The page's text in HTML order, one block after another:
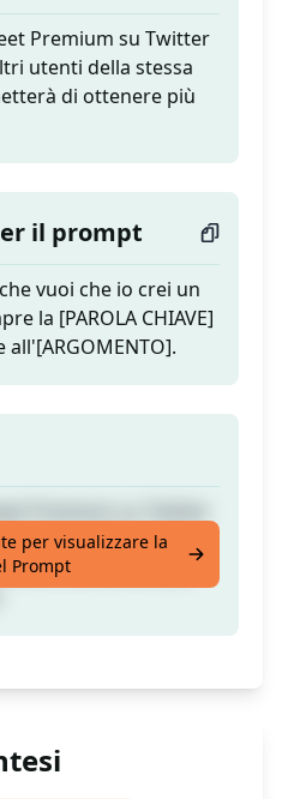
Premium su Twitter
utenti della stessa
di ottenere più
il prompt
vuoi che io crei un
la [PAROLA CHIAVE]
utenti della stessa
di ottenere più
per visualizzare la
Prompt